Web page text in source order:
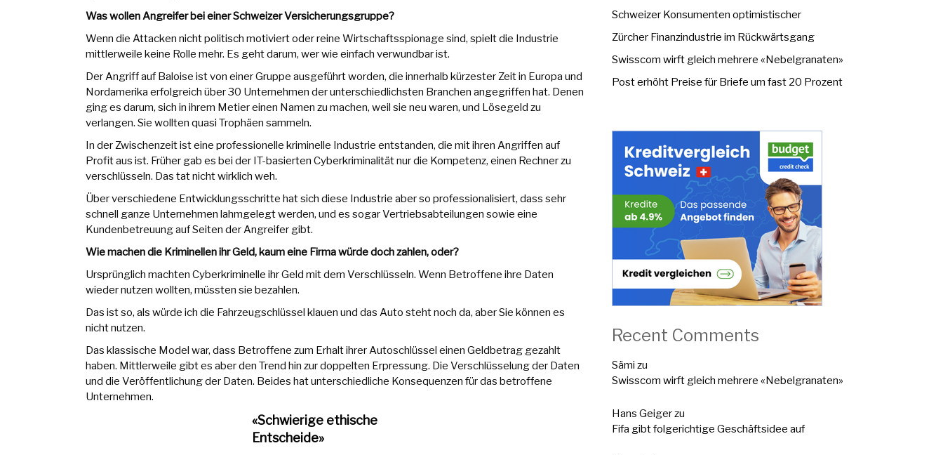
Was wollen Angreifer bei einer Schweizer Versicherungsgruppe?
Wenn die Attacken nicht politisch motiviert oder reine Wirtschaftsspionage sind, spielt die Industrie
mittlerweile keine Rolle mehr. Es geht darum, wer wie einfach verwundbar ist.
Der Angriff auf Baloise ist von einer Gruppe ausgeführt worden, die innerhalb kürzester Zeit in Europa und
Nordamerika erfolgreich über 30 Unternehmen der unterschiedlichsten Branchen angegriffen hat. Denen
ging es darum, sich in ihrem Metier einen Namen zu machen, weil sie neu waren, und Lösegeld zu
verlangen. Sie wollten quasi Trophäen sammeln.
In der Zwischenzeit ist eine professionelle kriminelle Industrie entstanden, die mit ihren Angriffen auf
Profit aus ist. Früher gab es bei der IT-basierten Cyberkriminalität nur die Kompetenz, einen Rechner zu
verschlüsseln. Das tat nicht wirklich weh.
Über verschiedene Entwicklungsschritte hat sich diese Industrie aber so professionalisiert, dass sehr
schnell ganze Unternehmen lahmgelegt werden, und es sogar Vertriebsabteilungen sowie eine
Kundenbetreuung auf Seiten der Angreifer gibt.
Wie machen die Kriminellen ihr Geld, kaum eine Firma würde doch zahlen, oder?
Ursprünglich machten Cyberkriminelle ihr Geld mit dem Verschlüsseln. Wenn Betroffene ihre Daten
wieder nutzen wollten, müssten sie bezahlen.
Das ist so, als würde ich die Fahrzeugschlüssel klauen und das Auto steht noch da, aber Sie können es
nicht nutzen.
Das klassische Model war, dass Betroffene zum Erhalt ihrer Autoschlüssel einen Geldbetrag gezahlt
haben. Mittlerweile gibt es aber den Trend hin zur doppelten Erpressung. Die Verschlüsselung der Daten
und die Veröffentlichung der Daten. Beides hat unterschiedliche Konsequenzen für das betroffene
Unternehmen.
«Schwierige ethische
Entscheide»
Schweizer Konsumenten optimistischer
Zürcher Finanzindustrie im Rückwärtsgang
Swisscom wirft gleich mehrere «Nebelgranaten»
Post erhöht Preise für Briefe um fast 20 Prozent
Recent Comments
Sämi zu
Swisscom wirft gleich mehrere «Nebelgranaten»
Hans Geigerzu
Fifa gibt folgerichtige Geschäftsidee auf